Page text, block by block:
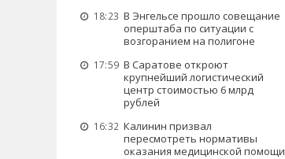
18:23 В Энгельсе прошло совещание
оперштаба по ситуации с
возгоранием на полигоне
17:59 В Саратове откроют
крупнейший логистический
центр стоимостью 6 млрд
рублей
16:32 Калинин призвал
пересмотреть нормативы
оказания медицинской помощи